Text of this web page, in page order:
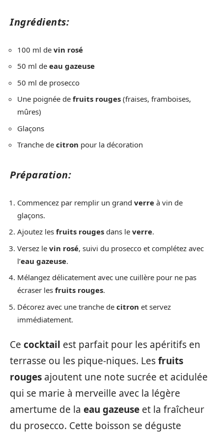
Ingrédients:
100 ml de vin rosé
50 ml de eau gazeuse
50 ml de prosecco
Une poignée de fruits rouges (fraises, framboises,
mûres)
Glaçons
Tranche de citron pour la décoration
Préparation:
Commencez par remplir un grand verre à vin de
glaçons.
Ajoutez les fruits rouges dans le verre.
Versez le vin rosé, suivi du prosecco et complétez avec
l’eau gazeuse.
Mélangez délicatement avec une cuillère pour ne pas
écraser les fruits rouges.
Décorez avec une tranche de citron et servez
immédiatement.
Ce cocktail est parfait pour les apéritifs en
terrasse ou les pique-niques. Lesfruits
rouges ajoutent une note sucrée et acidulée
qui se marie à merveille avec la légère
amertume de la eau gazeuse et la fraîcheur
du prosecco. Cette boisson se déguste